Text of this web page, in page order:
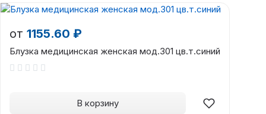
от 1155.60 ₽
Блузка медицинская женская мод.301 цв.т.синий
В корзину